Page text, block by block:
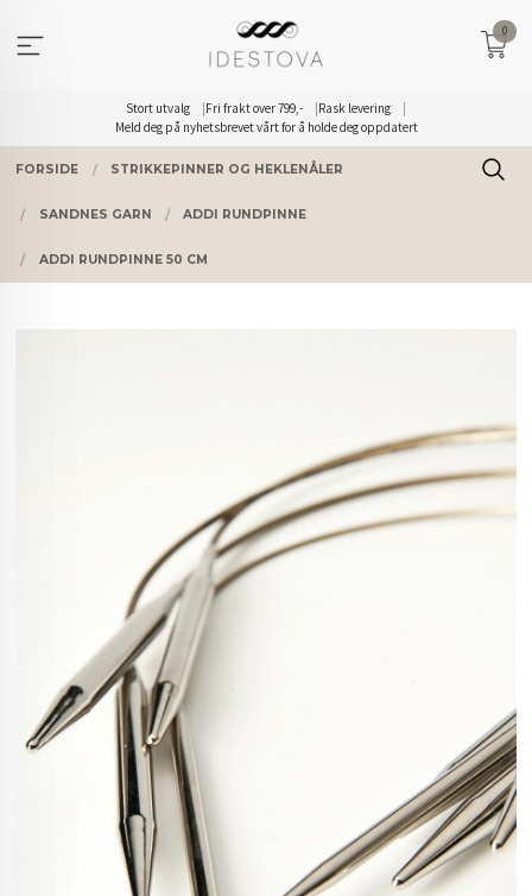
innholdet
Stort utvalg Fri frakt over 799,-
Rask levering
Meld deg på nyhetsbrevet vårt for å holde deg oppdatert
0
FORSIDE STRIKKEPINNER OG HEKLENÅLER
SANDNES GARN ADDI RUNDPINNE
ADDI RUNDPINNE 50 CM